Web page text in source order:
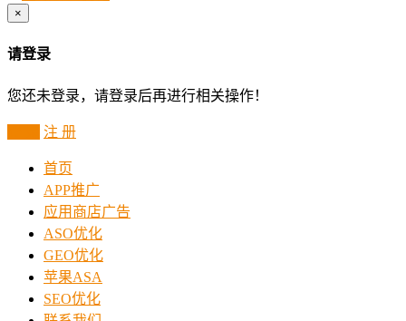
×
请登录
您还未登录，请登录后再进行相关操作！
注 册
首页
APP推广
应用商店广告
ASO优化
GEO优化
苹果ASA
SEO优化